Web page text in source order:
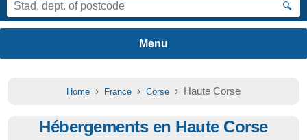
🔍
Home › France › Corse › Haute Corse
Hébergements en Haute Corse